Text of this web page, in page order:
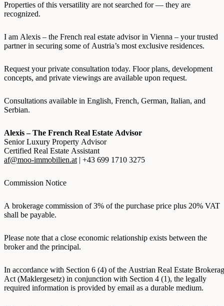
Properties of this versatility are not searched for — they are
recognized.
I am Alexis – the French real estate advisor in Vienna – your trusted
partner in securing some of Austria’s most exclusive residences.
Request your private consultation today. Floor plans, development
concepts, and private viewings are available upon request.
Consultations available in English, French, German, Italian, and
Serbian.
Alexis – The French Real Estate Advisor
Senior Luxury Property Advisor
Certified Real Estate Assistant
af@moo-immobilien.at | +43 699 1710 3275
Commission Notice
A brokerage commission of 3% of the purchase price plus 20% VAT
shall be payable.
Please note that a close economic relationship exists between the
broker and the principal.
In accordance with Section 6 (4) of the Austrian Real Estate
Act (Maklergesetz) in conjunction with Section 4 (1), the legally
required information is provided by email as a durable medium.